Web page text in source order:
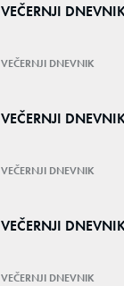
VEČERNJI
VEČERNJI DNEVNIK
VEČERNJI
VEČERNJI DNEVNIK
VEČERNJI
VEČERNJI DNEVNIK